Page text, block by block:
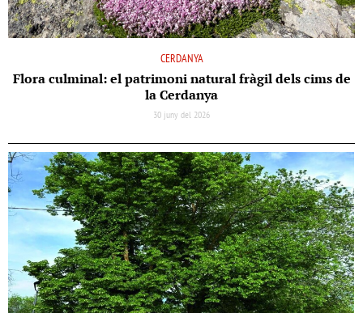
CERDANYA
Flora culminal: el patrimoni natural fràgil dels cims de
la Cerdanya
30 juny del 2026